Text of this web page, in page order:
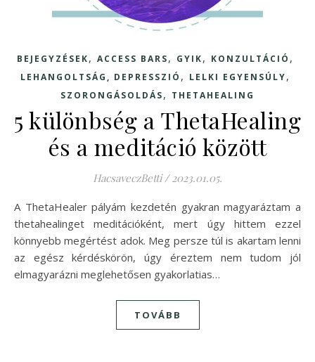
BEJEGYZÉSEK, ACCESS BARS, GYIK, KONZULTÁCIÓ ,
LEHANGOLTSÁG, DEPRESSZIÓ , LELKI EGYENSÚLY,
SZORONGÁSOLDÁS, THETAHEALING
5 különbség a ThetaHealing
és a meditáció között
HacsaveczBetti / 2023.01.05.
A ThetaHealer pályám kezdetén gyakran magyaráztam a
thetahealinget meditációként, mert úgy hittem ezzel
könnyebb megértést adok. Meg persze túl is akartam lenni
az egész kérdéskörön, úgy éreztem nem tudom jól
elmagyarázni meglehetősen gyakorlatias…
TOVÁBB